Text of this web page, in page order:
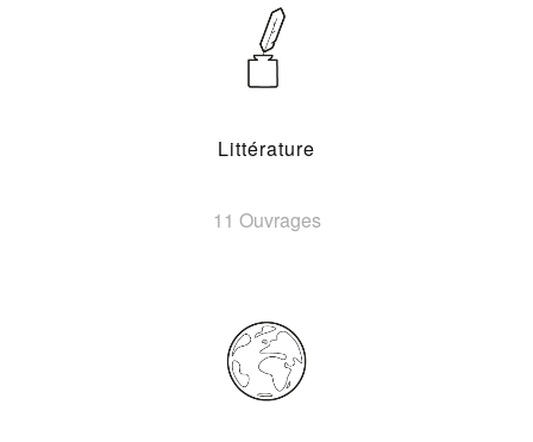
Littérature
11 Ouvrages